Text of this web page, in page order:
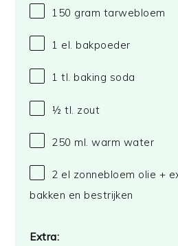
150 gram tarwebloem
1 el. bakpoeder
1 tl. baking soda
½ tl. zout
250 ml. warm water
2 el zonnebloem olie +
bakken en bestrijken
Extra: